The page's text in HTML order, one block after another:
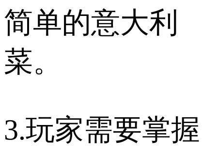
简单的意大利
菜。
3.玩家需要掌握